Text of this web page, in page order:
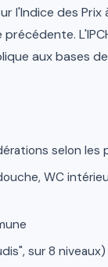
l'Indice des Prix
précédente.
aux bases
selon les
WC
sur 8 niveaux)